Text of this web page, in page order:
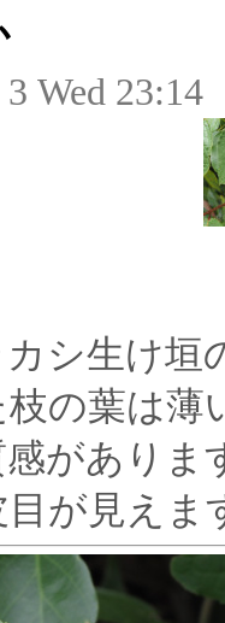
Wed 23:14
シ生け垣
の葉は
がありま
が見えま